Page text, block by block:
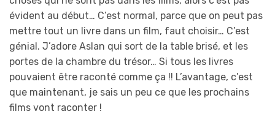
évident au début… C’est normal, parce que on peut pas
mettre tout un livre dans un film, faut choisir… C’est
génial. J’adore Aslan qui sort de la table brisé, et les
portes de la chambre du trésor… Si tous les livres
pouvaient être raconté comme ça !! L’avantage, c’est
que maintenant, je sais un peu ce que les prochains
films vont raconter !